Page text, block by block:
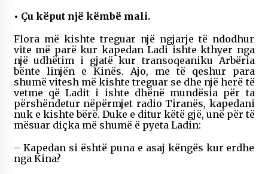
• Çu këput një këmbë mali.
Flora më kishte treguar një ngjarje të ndodhur
vite më parë kur kapedan Ladi ishte kthyer nga
një udhëtim i gjatë kur transoqeaniku Arbëria
bënte linjën e Kinës. Ajo, me të qeshur para
shumë vitesh më kishte treguar se dhe një herë të
vetme që Ladit i ishte dhënë mundësia për ta
përshëndetur nëpërmjet radio Tiranës, kapedani
nuk e kishte bërë. Duke e ditur këtë gjë, unë për të
mësuar diçka më shumë ë pyeta Ladin:
– Kapedan si është puna e asaj këngës kur erdhe
nga Kina?